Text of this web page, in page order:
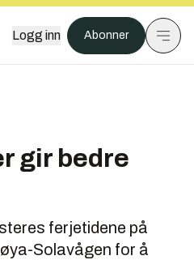
Logg inn Abonner
gir bedre
ferjetidene på
Solavågen for å